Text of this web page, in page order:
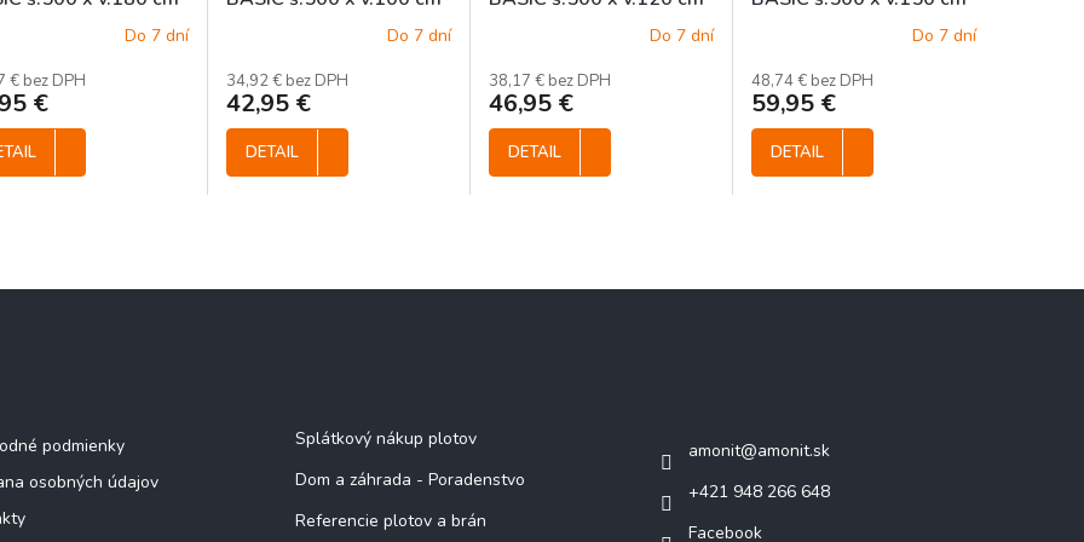
Do 7 dní
€ bez DPH
€
Do 7 dní
34,92 € bez DPH
42,95 €
DETAIL
Do 7 dní
38,17 € bez DPH
46,95 €
DETAIL
Do 7 dní
48,74 € bez DPH
59,95 €
DETAIL
podmienky
osobných údajov
Splátkový nákup plotov
Dom a záhrada - Poradenstvo
Referencie plotov a brán
amonit@amonit.sk
+421 948 266 648
Facebook